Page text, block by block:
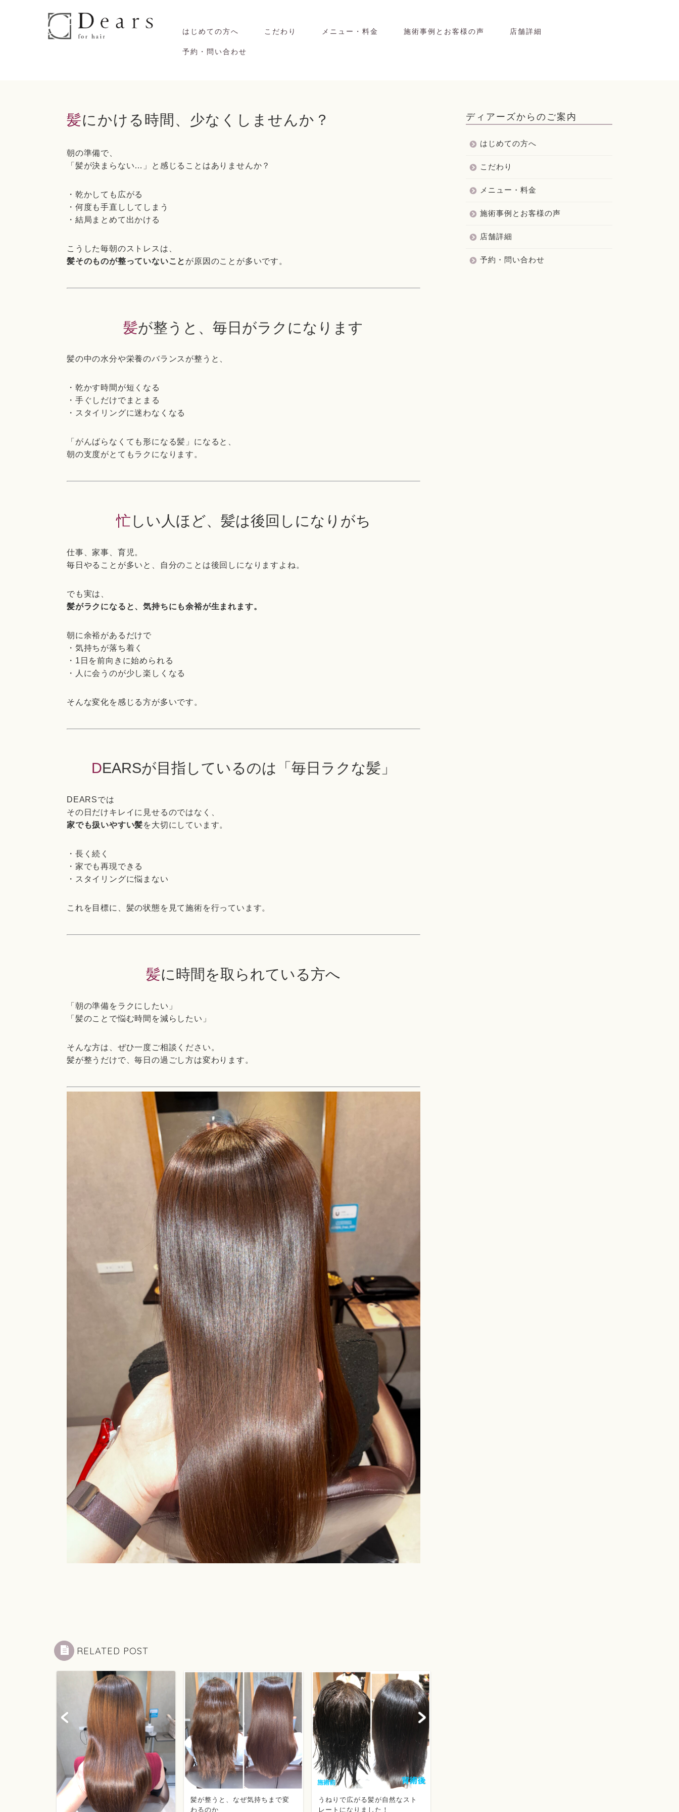
はじめての方へ こだわり メニュー・料金 施術事例とお客様の声 店舗詳細
予約・問い合わせ
髪にかける時間、少なくしませんか？
朝の準備で、
「髪が決まらない…」と感じることはありませんか？
・乾かしても広がる
・何度も手直ししてしまう
・結局まとめて出かける
こうした毎朝のストレスは、
髪そのものが整っていないこと が原因のことが多いです。
髪が整うと、毎日がラクになります
髪の中の水分や栄養のバランスが整うと、
・乾かす時間が短くなる
・手ぐしだけでまとまる
・スタイリングに迷わなくなる
「がんばらなくても形になる髪」になると、
朝の支度がとてもラクになります。
忙しい人ほど、髪は後回しになりがち
仕事、家事、育児。
毎日やることが多いと、自分のことは後回しになりますよね。
でも実は、
髪がラクになると、気持ちにも余裕が生まれます。
朝に余裕があるだけで
・気持ちが落ち着く
・1日を前向きに始められる
・人に会うのが少し楽しくなる
そんな変化を感じる方が多いです。
DEARSが目指しているのは「毎日ラクな髪」
DEARSでは
その日だけキレイに見せるのではなく、
家でも扱いやすい髪を大切にしています。
・長く続く
・家でも再現できる
・スタイリングに悩まない
これを目標に、髪の状態を見て施術を行っています。
髪に時間を取られている方へ
「朝の準備をラクにしたい」
「髪のことで悩む時間を減らしたい」
そんな方は、ぜひ一度ご相談ください。
髪が整うだけで、毎日の過ごし方は変わります。
RELATED POST
髪が整うと、なぜ気持ちまで変
わるのか
うねりで広がる髪が自然なスト
レートになりました！
ディアーズからのご案内
はじめての方へ
こだわり
メニュー・料金
施術事例とお客様の声
店舗詳細
予約・問い合わせ